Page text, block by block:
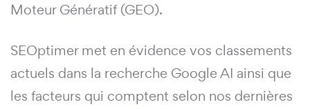
Moteur Génératif (GEO).
SEOptimer met en évidence vos classements
actuels dans la recherche Google AI ainsi que
les facteurs qui comptent selon nos dernières